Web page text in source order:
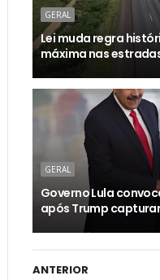
GERAL
Lei muda regra
máxima nas
GERAL
Governo Lula
após Trump
ANTERIOR